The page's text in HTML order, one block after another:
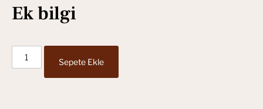
Ek bilgi
Sepete Ekle